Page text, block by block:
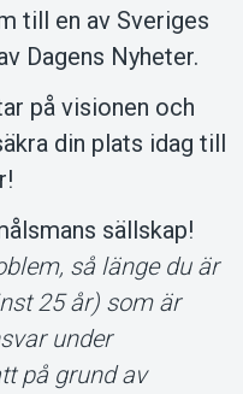
till en av Sveriges
Dagens Nyheter.
på visionen och
din plats idag till
sällskap!
så länge du är
25 år) som är
under
på grund av